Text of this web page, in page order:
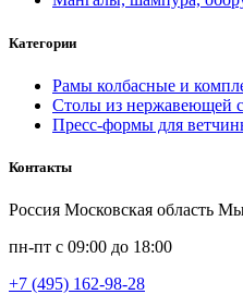
Категории
Рамы колбасные и
Столы из нержавеющей
Пресс-формы для
Контакты
Россия Московская область
пн-пт с 09:00 до 18:00
+7 (495) 162-98-28